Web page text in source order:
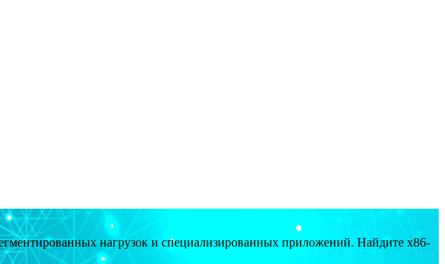
нагрузок и специализированных приложений. Найдите x86-